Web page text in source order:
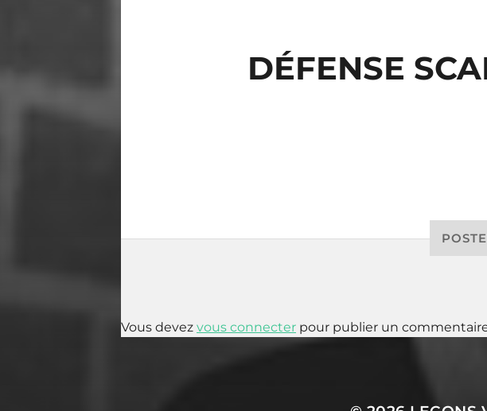
DÉFENSE
Vous devez vous connecter pour publier un